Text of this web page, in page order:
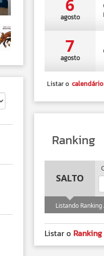
6
agosto
7
agosto
Listar o
Ranking
SALTO
Listando
Listar o